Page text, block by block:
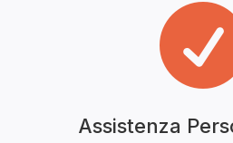
Assistenza